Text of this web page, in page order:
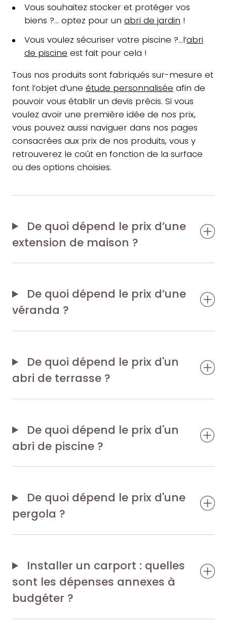
Vous souhaitez stocker et protéger vos
biens ?… optez pour un abri de jardin !
Vous voulez sécuriser votre piscine ?…l’abri
de piscine est fait pour cela !
Tous nos produits sont fabriqués sur-mesure et
font l’objet d’une étude personnalisée afin de
pouvoir vous établir un devis précis. Si vous
voulez avoir une première idée de nos prix,
vous pouvez aussi naviguer dans nos pages
consacrées aux prix de nos produits, vous y
retrouverez le coût en fonction de la surface
ou des options choisies.
De quoi dépend le prix d’une
extension de maison ?
De quoi dépend le prix d’une
véranda ?
De quoi dépend le prix d'un
abri de terrasse ?
De quoi dépend le prix d'un
abri de piscine ?
De quoi dépend le prix d'une
pergola ?
Installer un carport : quelles
sont les dépenses annexes à
budgéter ?